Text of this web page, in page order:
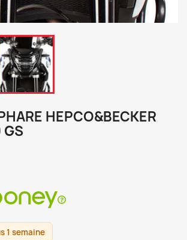
HEPCO&BECKER
GS
1 semaine